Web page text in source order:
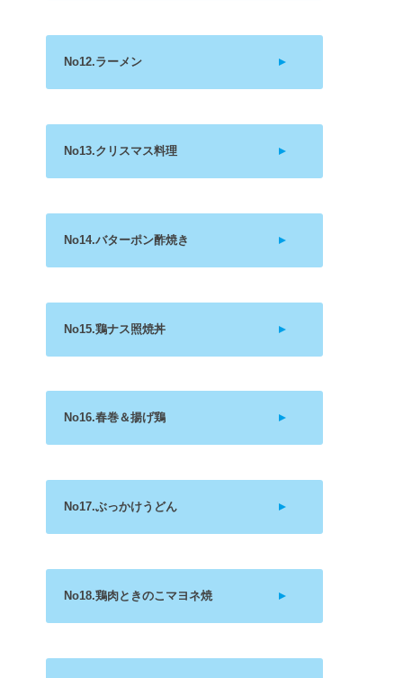
No12.ラーメン
No13.クリスマス料理
No14.バターポン酢焼き
No15.鶏ナス照焼丼
No16.春巻＆揚げ鶏
No17.ぶっかけうどん
No18.鶏肉ときのこマヨネ焼